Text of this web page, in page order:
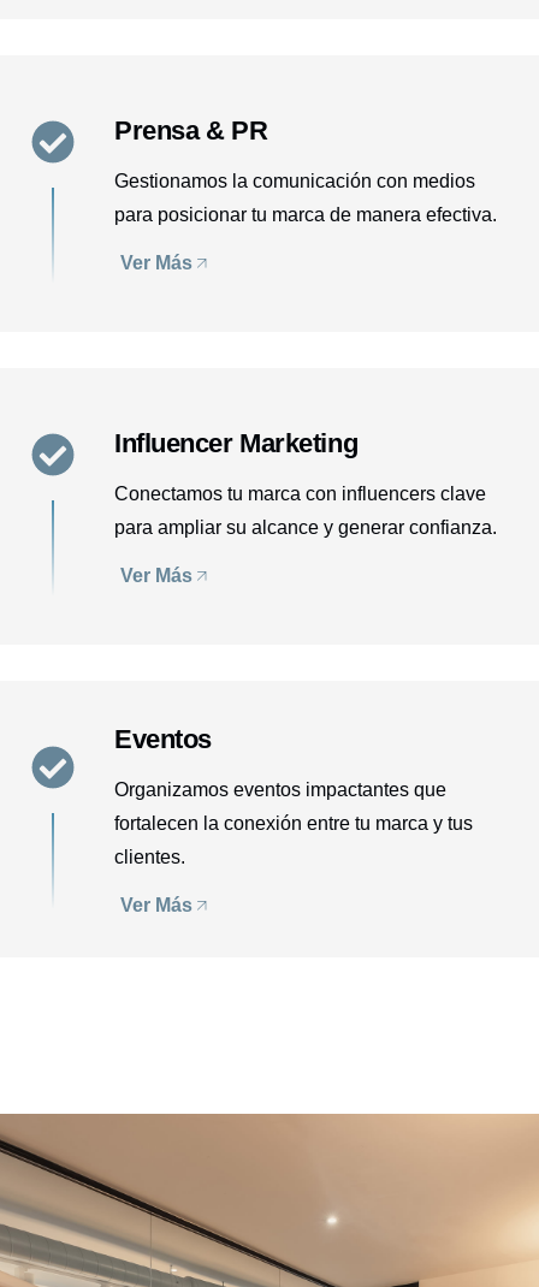
Prensa & PR
Gestionamos la comunicación con medios
para posicionar tu marca de manera efectiva.
Ver Más
Influencer Marketing
Conectamos tu marca con influencers clave
para ampliar su alcance y generar confianza.
Ver Más
Eventos
Organizamos eventos impactantes que
fortalecen la conexión entre tu marca y tus
clientes.
Ver Más